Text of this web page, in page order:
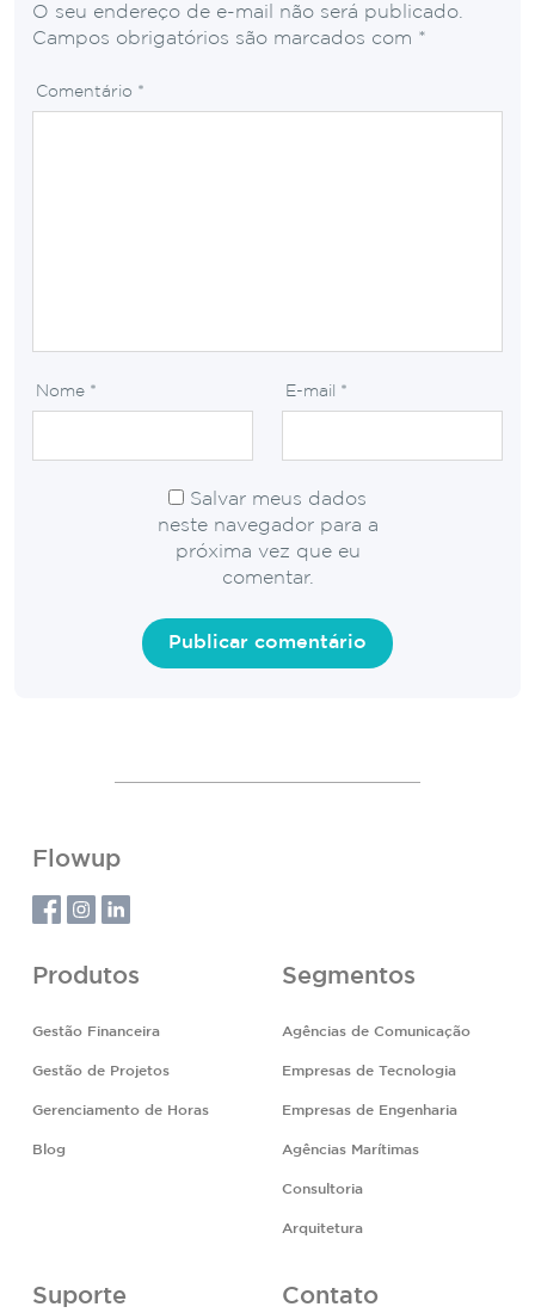
O seu endereço de e-mail não será publicado.
Campos obrigatórios são marcados com *
Comentário *
Nome * E-mail *
Salvar meus dados
neste navegador para a
próxima vez que eu
comentar.
Flowup
Produtos
Gestão Financeira
Gestão de Projetos
Gerenciamento de Horas
Blog
Segmentos
Agências de Comunicação
Empresas de Tecnologia
Empresas de Engenharia
Agências Marítimas
Consultoria
Arquitetura
Suporte Contato